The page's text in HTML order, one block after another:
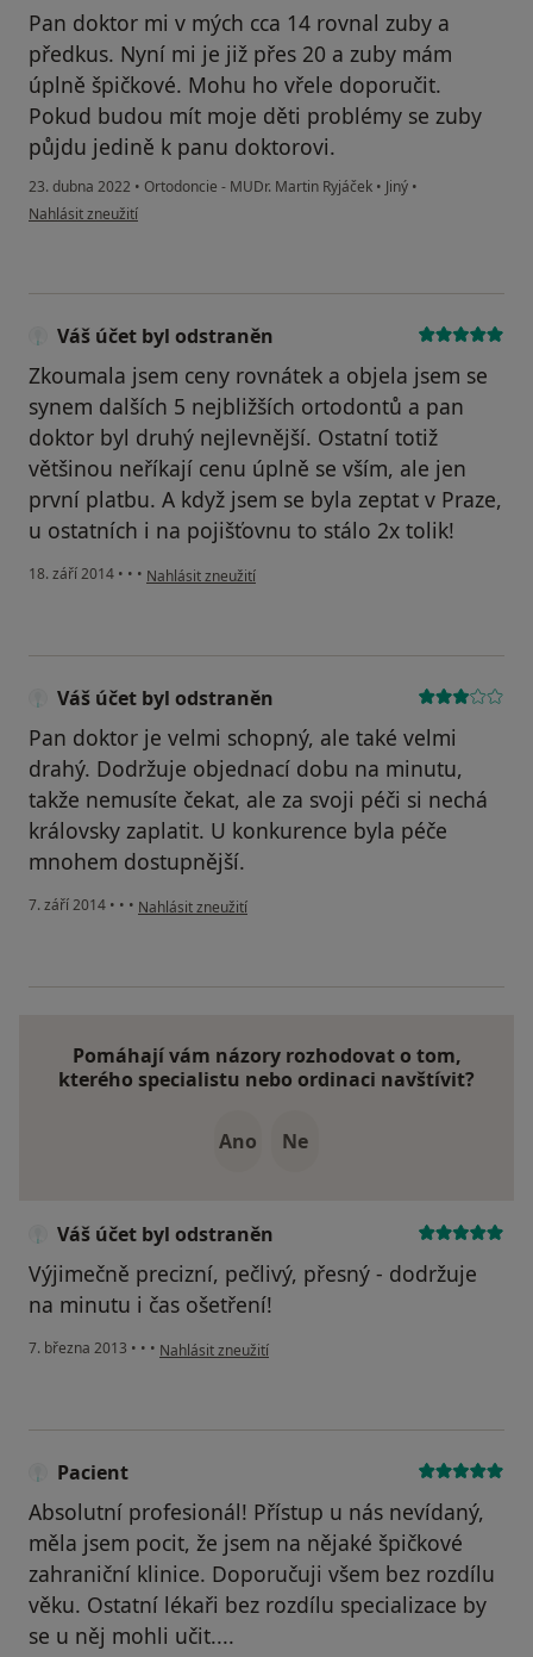
Pan doktor mi v mých cca 14 rovnal zuby a
předkus. Nyní mi je již přes 20 a zuby mám
úplně špičkové. Mohu ho vřele doporučit.
Pokud budou mít moje děti problémy se zuby
půjdu jedině k panu doktorovi.
23. dubna 2022 • Ortodoncie - MUDr. Martin Ryjáček • Jiný •
podle názoru uživatele Ondřej Skipala
Nahlásit zneužití
Váš účet byl odstraněn
Zkoumala jsem ceny rovnátek a objela jsem se
synem dalších 5 nejbližších ortodontů a pan
doktor byl druhý nejlevnější. Ostatní totiž
většinou neříkají cenu úplně se vším, ale jen
první platbu. A když jsem se byla zeptat v Praze,
u ostatních i na pojišťovnu to stálo 2x tolik!
18. září 2014 • • • podle názoru uživatele Váš účet byl odstraněn
Nahlásit zneužití
Váš účet byl odstraněn
Pan doktor je velmi schopný, ale také velmi
drahý. Dodržuje objednací dobu na minutu,
takže nemusíte čekat, ale za svoji péči si nechá
královsky zaplatit. U konkurence byla péče
mnohem dostupnější.
7. září 2014 • • • podle názoru uživatele Váš účet byl odstraněn
Nahlásit zneužití
Pomáhají vám názory rozhodovat o tom,
kterého specialistu nebo ordinaci navštívit?
Ano Ne
Váš účet byl odstraněn
Výjimečně precizní, pečlivý, přesný - dodržuje
na minutu i čas ošetření!
7. března 2013 • • • podle názoru uživatele Váš účet byl odstraněn
Nahlásit zneužití
Pacient
Absolutní profesionál! Přístup u nás nevídaný,
měla jsem pocit, že jsem na nějaké špičkové
zahraniční klinice. Doporučuji všem bez rozdílu
věku. Ostatní lékaři bez rozdílu specializace by
se u něj mohli učit....